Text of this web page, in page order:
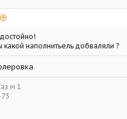
какой наполнитьель добваляли ?
м 1